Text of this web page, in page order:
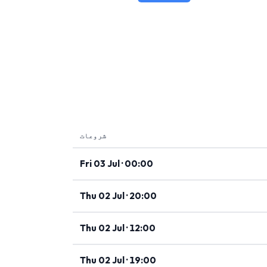
شروعات
Fri 03 Jul · 00:00
Thu 02 Jul · 20:00
Thu 02 Jul · 12:00
Thu 02 Jul · 19:00